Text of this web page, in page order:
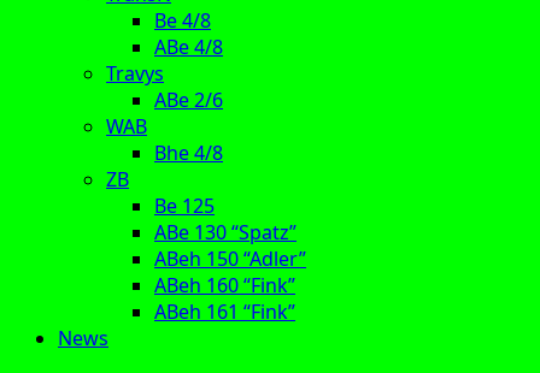
Be 4/8
ABe 4/8
Travys
ABe 2/6
WAB
Bhe 4/8
ZB
Be 125
ABe 130 “Spatz”
ABeh 150 “Adler”
ABeh 160 “Fink”
ABeh 161 “Fink”
News